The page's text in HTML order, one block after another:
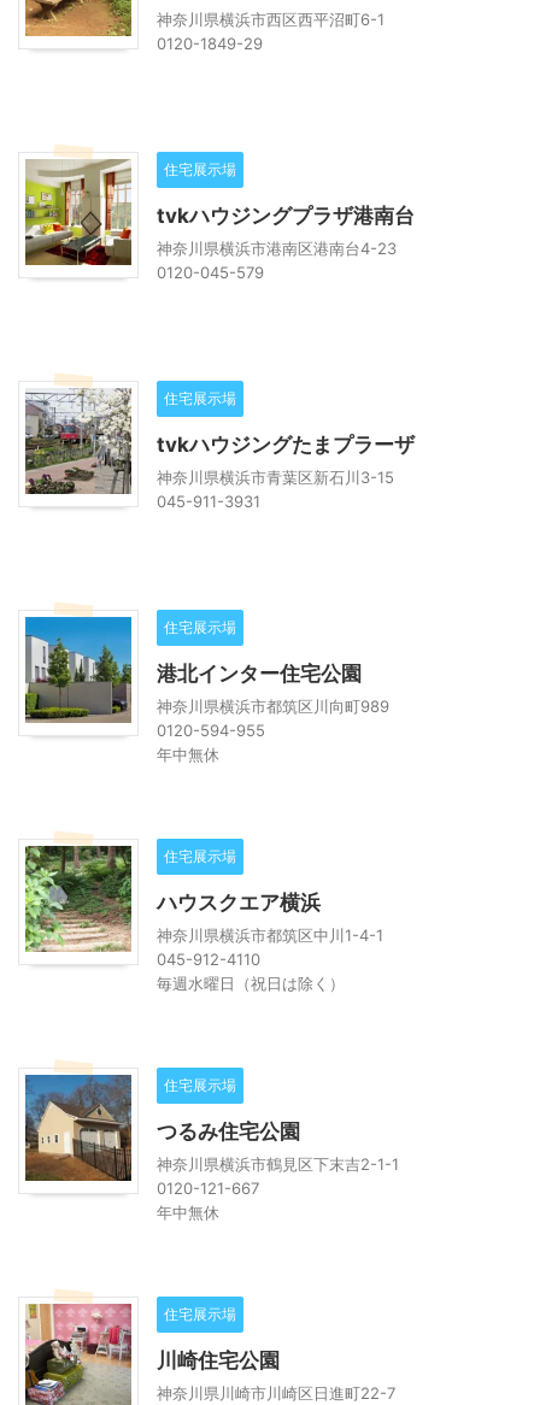
神奈川県横浜市西区西平沼町6-1
0120-1849-29
住宅展示場
tvkハウジングプラザ港南台
神奈川県横浜市港南区港南台4-23
0120-045-579
住宅展示場
tvkハウジングたまプラーザ
神奈川県横浜市青葉区新石川3-15
045-911-3931
住宅展示場
港北インター住宅公園
神奈川県横浜市都筑区川向町989
0120-594-955
年中無休
住宅展示場
ハウスクエア横浜
神奈川県横浜市都筑区中川1-4-1
045-912-4110
毎週水曜日（祝日は除く）
住宅展示場
つるみ住宅公園
神奈川県横浜市鶴見区下末吉2-1-1
0120-121-667
年中無休
住宅展示場
川崎住宅公園
神奈川県川崎市川崎区日進町22-7